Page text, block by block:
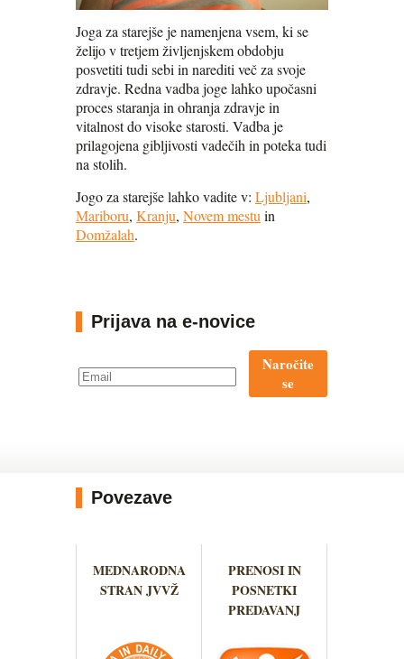
Joga za starejše je namenjena vsem, ki se
želijo v tretjem življenjskem obdobju
posvetiti tudi sebi in narediti več za svoje
zdravje. Redna vadba joge lahko upočasni
proces staranja in ohranja zdravje in
vitalnost do visoke starosti. Vadba je
prilagojena gibljivosti vadečih in poteka tudi
na stolih.
Jogo za starejše lahko vadite v: Ljubljani,
Mariboru, Kranju, Novem mestu in
Domžalah.
Prijava na e-novice
Naročite
se
Povezave
MEDNARODNA
STRAN JVVŽ
PRENOSI IN
POSNETKI
PREDAVANJ